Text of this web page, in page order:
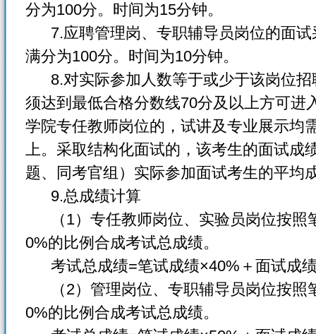
分为100分。时间为15分钟。
7.应聘管理岗、专职辅导员岗位的面试
满分为100分。时间为10分钟。
8.对实际参加人数等于或少于该岗位招
须达到最低合格分数线70分及以上方可进
学院专任教师岗位的，试讲及专业展示均
上。采取结构化面试的，该考生的面试成
题、同考官组）实际参加面试考生的平均
9.总成绩计算
（1）专任教师岗位、实验员岗位按照
0%的比例合成考试总成绩。
考试总成绩=笔试成绩×40%＋面试成
（2）管理岗位、专职辅导员岗位按照
0%的比例合成考试总成绩。